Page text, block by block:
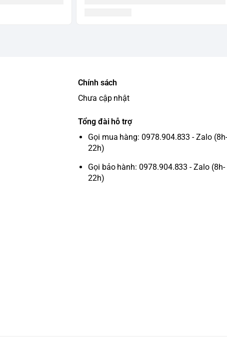
Chính sách
Chưa cập nhật
Tổng đài hỗ trợ
Gọi mua hàng: 0978.904.833 - Zalo (8h-
22h)
Gọi bảo hành: 0978.904.833 - Zalo (8h-
22h)